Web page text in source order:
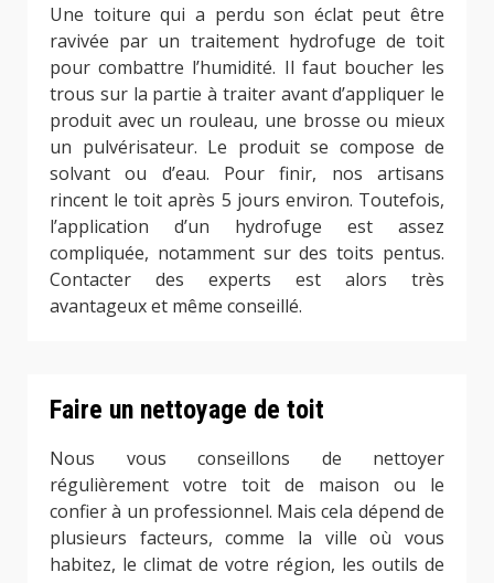
Une toiture qui a perdu son éclat peut être
ravivée par un traitement hydrofuge de toit
pour combattre l’humidité. Il faut boucher les
trous sur la partie à traiter avant d’appliquer le
produit avec un rouleau, une brosse ou mieux
un pulvérisateur. Le produit se compose de
solvant ou d’eau. Pour finir, nos artisans
rincent le toit après 5 jours environ. Toutefois,
l’application d’un hydrofuge est assez
compliquée, notamment sur des toits pentus.
Contacter des experts est alors très
avantageux et même conseillé.
Faire un nettoyage de toit
Nous vous conseillons de nettoyer
régulièrement votre toit de maison ou le
confier à un professionnel. Mais cela dépend de
plusieurs facteurs, comme la ville où vous
habitez, le climat de votre région, les outils de